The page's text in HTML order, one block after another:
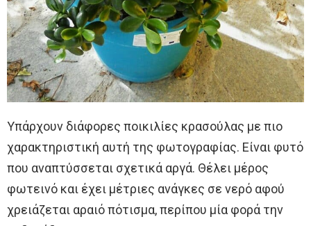
Υπάρχουν διάφορες ποικιλίες κρασούλας με πιο
χαρακτηριστική αυτή της φωτογραφίας. Είναι φυτό
που αναπτύσσεται σχετικά αργά. Θέλει μέρος
φωτεινό και έχει μέτριες ανάγκες σε νερό αφού
χρειάζεται αραιό πότισμα, περίπου μία φορά την